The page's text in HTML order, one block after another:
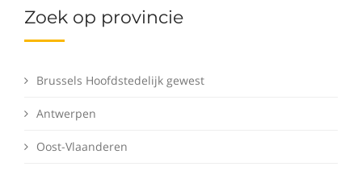
Zoek op provincie
Brussels Hoofdstedelijk gewest
Antwerpen
Oost-Vlaanderen